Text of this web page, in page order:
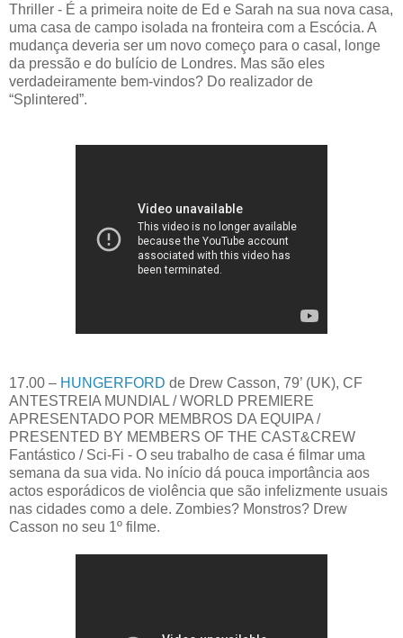
Thriller - É a primeira noite de Ed e Sarah na sua nova casa,
uma casa de campo isolada na fronteira com a Escócia. A
mudança deveria ser um novo começo para o casal, longe
da pressão e do bulício de Londres. Mas são eles
verdadeiramente bem-vindos? Do realizador de
“Splintered”.
17.00 – HUNGERFORD de Drew Casson, 79’ (UK), CF
ANTESTREIA MUNDIAL / WORLD PREMIERE
APRESENTADO POR MEMBROS DA EQUIPA /
PRESENTED BY MEMBERS OF THE CAST&CREW
Fantástico / Sci-Fi - O seu trabalho de casa é filmar uma
semana da sua vida. No início dá pouca importância aos
actos esporádicos de violência que são infelizmente usuais
nas cidades como a dele. Zombies? Monstros? Drew
Casson no seu 1º filme.